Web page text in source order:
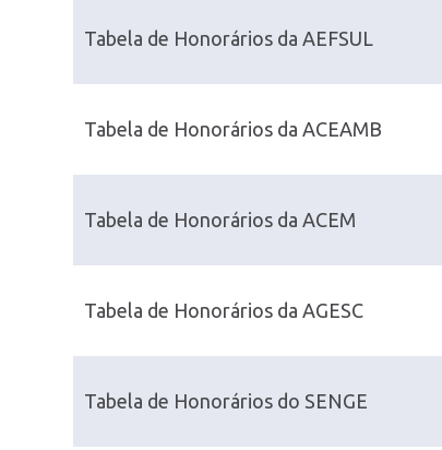
Tabela de Honorários da AEFSUL
Tabela de Honorários da ACEAMB
Tabela de Honorários da ACEM
Tabela de Honorários da AGESC
Tabela de Honorários do SENGE